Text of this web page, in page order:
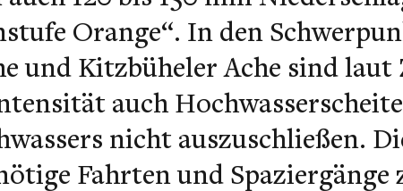
Orange“. In den
und Kitzbüheler Ache sind laut
auch
nicht auszuschließen.
Fahrten und Spaziergänge